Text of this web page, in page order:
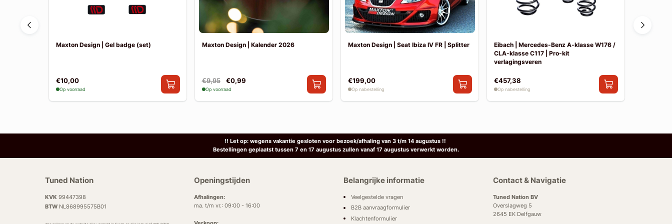
Maxton Design | Gel badge (set)
€10,00
Op voorraad
Maxton Design | Kalender 2026
€9,95 €0,99
Op voorraad
Maxton Design | Seat Ibiza IV FR | Splitter
€199,00
Op nabestelling
Eibach | Mercedes-Benz A-klasse W176 /
CLA-klasse C117 | Pro-kit
verlagingsveren
€457,38
Op nabestelling
!! Let op: wegens vakantie gesloten voor bezoek/afhaling van 3 t/m 14 augustus !!
Bestellingen geplaatst tussen 7 en 17 augustus zullen vanaf 17 augustus verwerkt worden.
Tuned Nation
KVK 99447398
BTWNL868995575B01
Openingstijden
Afhalingen:
ma. t/m vr.: 09:00 - 16:00
Belangrijke informatie
Veelgestelde vragen
B2B aanvraagformulier
Klachtenformulier
Contact & Navigatie
Tuned Nation BV
Overslagweg 5
2645 EK Delfgauw